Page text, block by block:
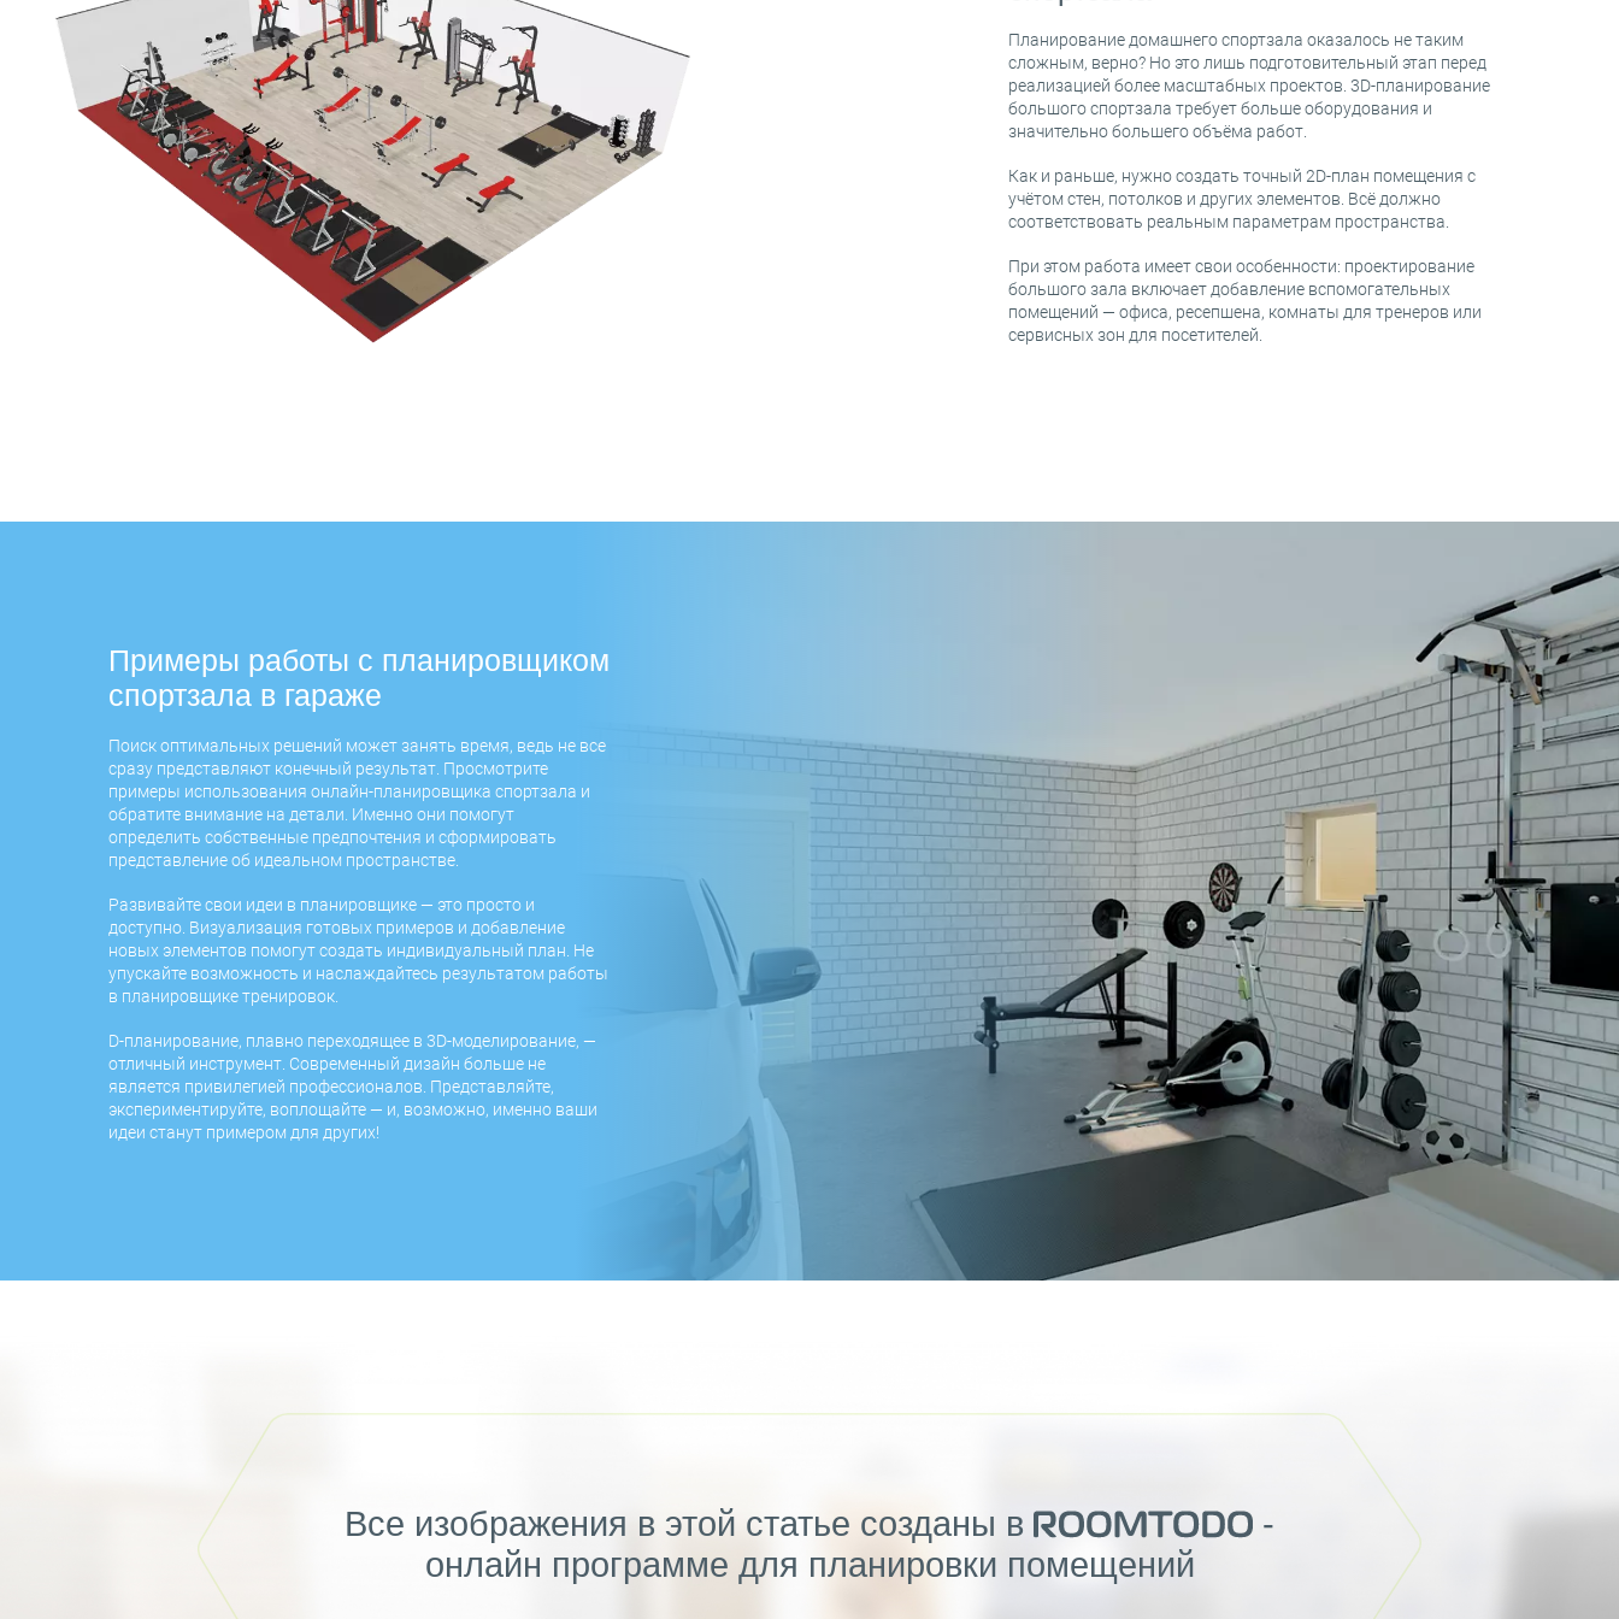
Регистрация
напомнить парольПланирование домашнего спортзала оказалось не таким
сложным, верно? Но это лишь подготовительный этап перед
реализацией более масштабных проектов. 3D-планирование
большого спортзала требует больше оборудования и
значительно большего объёма работ.
Как и раньше, нужно создать точный 2D-план помещения с
учётом стен, потолков и других элементов. Всё должно
соответствовать реальным параметрам пространства.
При этом работа имеет свои особенности: проектирование
большого зала включает добавление вспомогательных
помещений — офиса, ресепшена, комнаты для тренеров или
сервисных зон для посетителей.
Примеры работы с планировщиком
спортзала в гараже
Поиск оптимальных решений может занять время, ведь не все
сразу представляют конечный результат. Просмотрите
примеры использования онлайн-планировщика спортзала и
обратите внимание на детали. Именно они помогут
определить собственные предпочтения и сформировать
представление об идеальном пространстве.
Развивайте свои идеи в планировщике — это просто и
доступно. Визуализация готовых примеров и добавление
новых элементов помогут создать индивидуальный план. Не
упускайте возможность и наслаждайтесь результатом работы
в планировщике тренировок.
D-планирование, плавно переходящее в 3D-моделирование, —
отличный инструмент. Современный дизайн больше не
является привилегией профессионалов. Представляйте,
экспериментируйте, воплощайте — и, возможно, именно ваши
идеи станут примером для других!
Все изображения в этой статье созданы в
-
онлайн программе для планировки помещений